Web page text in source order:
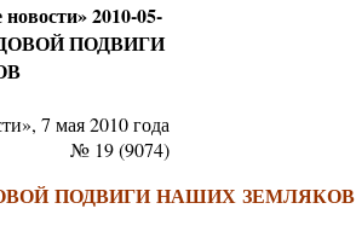
2010-05-
ПОДВИГИ
7 мая 2010 года
№ 19 (9074)
ПОДВИГИ НАШИХ